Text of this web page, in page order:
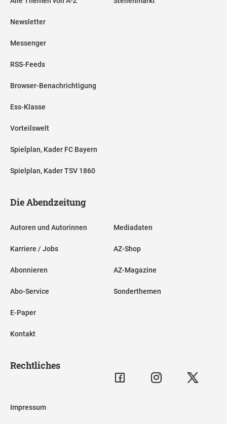
Newsletter
Messenger
RSS-Feeds
Browser-Benachrichtigung
Ess-Klasse
Vorteilswelt
Spielplan, Kader FC Bayern
Spielplan, Kader TSV 1860
Die Abendzeitung
Autoren und Autorinnen
Karriere / Jobs
Abonnieren
Abo-Service
E-Paper
Kontakt
Mediadaten
AZ-Shop
AZ-Magazine
Sonderthemen
Rechtliches
Impressum